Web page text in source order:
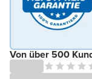
Von über 500